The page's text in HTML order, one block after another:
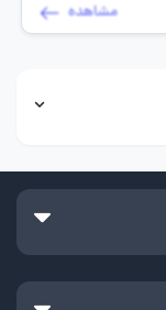
مشاهده